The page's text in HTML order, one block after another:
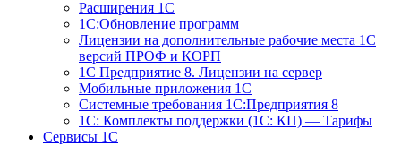
Расширения 1С
1С:Обновление программ
Лицензии на дополнительные рабочие места 1С
версий ПРОФ и КОРП
1С Предприятие 8. Лицензии на сервер
Мобильные приложения 1С
Системные требования 1С:Предприятия 8
1С: Комплекты поддержки (1С: КП) — Тарифы
Сервисы 1С